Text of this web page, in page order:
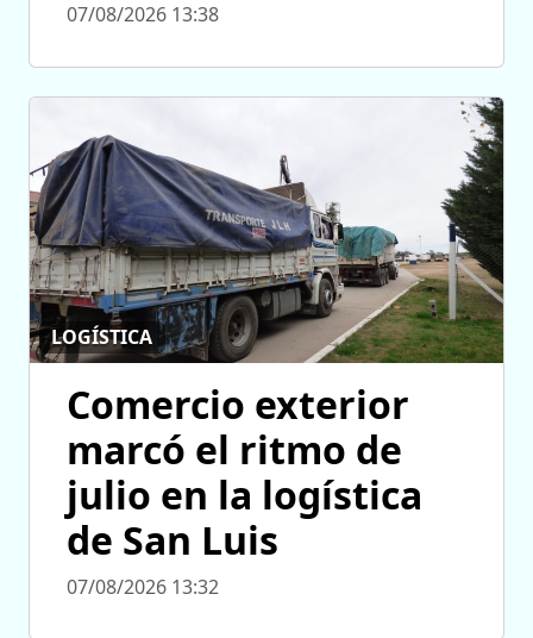
07/08/2026 13:38
LOGÍSTICA
Comercio exterior
marcó el ritmo de
julio en la logística
de San Luis
07/08/2026 13:32